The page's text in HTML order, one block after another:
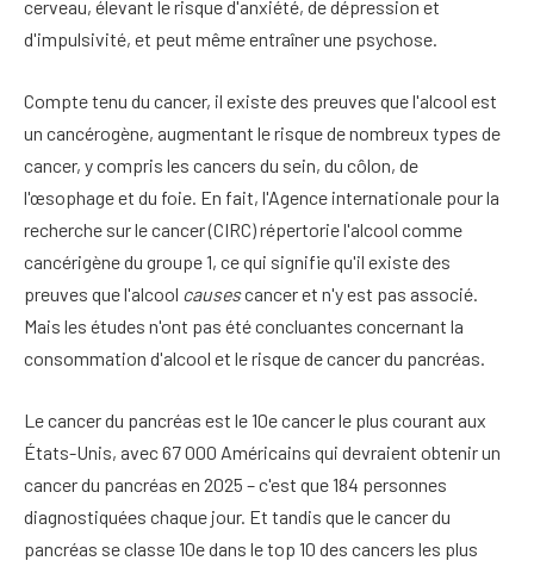
cerveau, élevant le risque d'anxiété, de dépression et
d'impulsivité, et peut même entraîner une psychose.
Compte tenu du cancer, il existe des preuves que l'alcool est
un cancérogène, augmentant le risque de nombreux types de
cancer, y compris les cancers du sein, du côlon, de
l'œsophage et du foie. En fait, l'Agence internationale pour la
recherche sur le cancer (CIRC) répertorie l'alcool comme
cancérigène du groupe 1, ce qui signifie qu'il existe des
preuves que l'alcool causescancer et n'y est pas associé.
Mais les études n'ont pas été concluantes concernant la
consommation d'alcool et le risque de cancer du pancréas.
Le cancer du pancréas est le 10e cancer le plus courant aux
États-Unis, avec 67 000 Américains qui devraient obtenir un
cancer du pancréas en 2025 – c'est que 184 personnes
diagnostiquées chaque jour. Et tandis que le cancer du
pancréas se classe 10e dans le top 10 des cancers les plus